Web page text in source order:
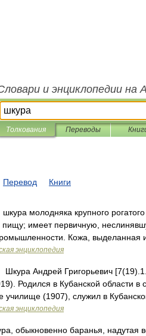
и энциклопедии на
Толкования Переводы
Перевод Книги
молодняка крупного рогатого
пищу; имеет первичную,
Кожа, выделанная
энциклопедия
Андрей Григорьевич
Родился в Кубанской области
училище (1907), служил в
энциклопедия
обыкновенно баранья, надутая